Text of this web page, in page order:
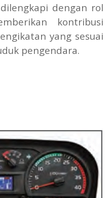
dengan rol
kontribusi
yang sesuai
pengendara.